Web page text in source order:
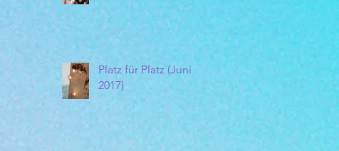
Platz für Platz (Juni
2017)